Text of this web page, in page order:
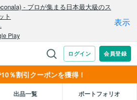
％割引クーポンを獲得！
出品一覧 ポートフォリオ